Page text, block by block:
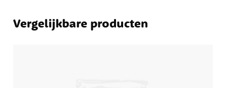
Vergelijkbare producten